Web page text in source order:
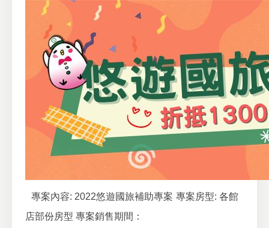
專案內容: 2022悠遊國旅補助專案 專案房型: 各館
店部份房型 專案銷售期間：